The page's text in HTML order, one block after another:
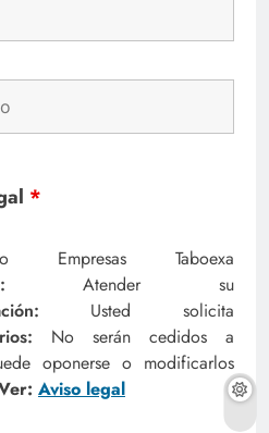
*
Empresas Taboexa
Atender su
Usted solicita
No serán cedidos a
oponerse o modificarlos
Aviso legal